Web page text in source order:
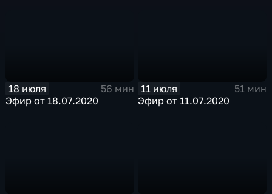
18 июля
56 мин
Эфир от 18.07.2020
11 июля
51 мин
Эфир от 11.07.2020